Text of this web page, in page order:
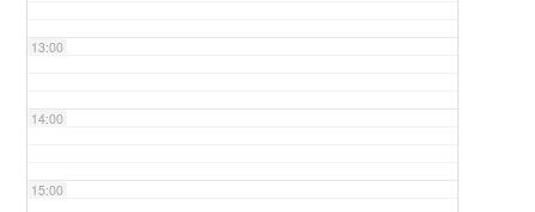
13:00
14:00
15:00